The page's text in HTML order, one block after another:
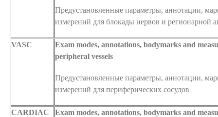
Предустановленные параметры, аннотации,
измерений для блокады нервов и регионарной
VASC
Exam modes, annotations, bodymarks and
peripheral vessels
Предустановленные параметры, аннотации,
измерений для периферических сосудов
CARDIAC Exam modes, annotations, bodymarks and